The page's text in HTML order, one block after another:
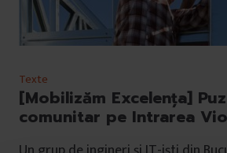
Texte
[Mobilizăm Excelența]
comunitar pe Intrarea